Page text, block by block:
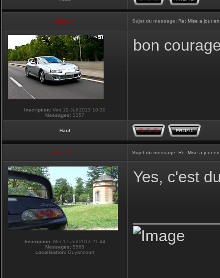
touti-17 Sujet du message: Re: Mise a jour
Inscription: Ven 19 Juil 2013 10:30
Messages: 3357
bon
Haut
vmax330 Sujet du message: Re: Mise a jour
Inscription:Mer 17 Juil 2013 21:44
Messages: 5565
Localisation: Guyancourt
Yes, c'est